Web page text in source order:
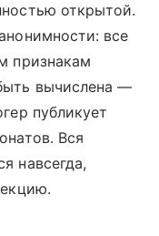
открытой.
все
признакам
вычислена —
публикует
Вся
навсегда,